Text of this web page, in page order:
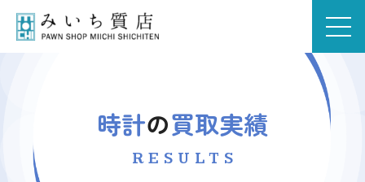
時計の買取実績
RESULTS